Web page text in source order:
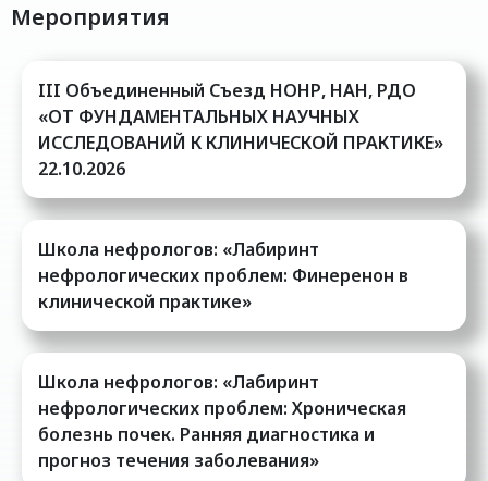
Мероприятия
III Oбъединенный Cъезд НОНР, НАН, РДО
«ОТ ФУНДАМЕНТАЛЬНЫХ НАУЧНЫХ
ИССЛЕДОВАНИЙ К КЛИНИЧЕСКОЙ ПРАКТИКЕ»
22.10.2026
Школа нефрологов: «Лабиринт
нефрологических проблем: Финеренон в
клинической практике»
Школа нефрологов: «Лабиринт
нефрологических проблем: Хроническая
болезнь почек. Ранняя диагностика и
прогноз течения заболевания»